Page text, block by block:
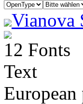
Vianova
12 Fonts
Text
European